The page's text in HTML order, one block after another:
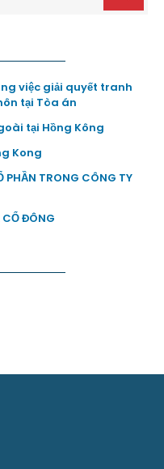
việc giải quyết tranh
tại Tòa án
tại Hồng Kông
Kong
PHẦN TRONG CÔNG TY
CỔ ĐÔNG